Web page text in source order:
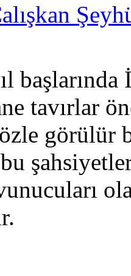
tavırlar
görülür